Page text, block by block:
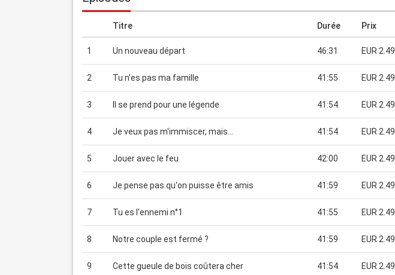
Titre Durée Prix
1 Un nouveau départ 46:31 EUR 2.49
2 Tu n'es pas ma famille 41:55 EUR 2.49
3 Il se prend pour une légende 41:54 EUR 2.49
4 Je veux pas m'immiscer, mais... 41:54 EUR 2.49
5 Jouer avec le feu 42:00 EUR 2.49
6 Je pense pas qu'on puisse être amis 41:59 EUR 2.49
7 Tu es l'ennemi n°1 41:55 EUR 2.49
8 Notre couple est fermé ? 41:59 EUR 2.49
9 Cette gueule de bois coûtera cher 41:54 EUR 2.49